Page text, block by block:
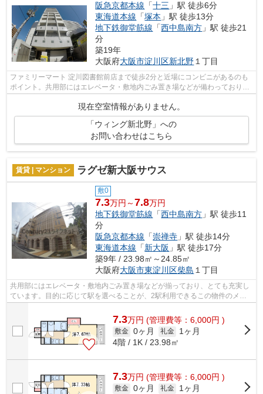
阪急京都本線 「十三 」駅 徒歩6分
東海道本線 「塚本 」駅 徒歩13分
地下鉄御堂筋線 「西中島南方 」駅 徒歩21
分
築19年
大阪府大阪市淀川区新北野 １丁目
ファミリーマート 淀川図書館前店まで徒歩2分と近場にコンビニがあるのも
ポイント。共用部にはエレベータ・敷地内ごみ置き場などが備わっておりと
現在空室情報がありません。
「ウィング新北野」への
お問い合わせはこちら
賃貸 | マンション ラグゼ新大阪サウス
敷0
7.3万円～7.8万円
地下鉄御堂筋線 「西中島南方 」駅 徒歩11
分
阪急京都本線 「崇禅寺 」駅 徒歩14分
東海道本線 「新大阪 」駅 徒歩17分
築9年 / 23.98㎡～24.85㎡
大阪府大阪市東淀川区柴島 １丁目
共用部にはエレベータ・敷地内ごみ置き場などが揃っており、とても充実し
ています。目的に応じて駅を選べることが、2駅利用できるこの物件のメリ
ットです。防犯対策もバッチリなマンシ...
7.3万円 (管理費等：6,000円 )
敷金 0ヶ月 礼金
1ヶ月
4階 / 1K / 23.98㎡
7.3万円 (管理費等：6,000円 )
敷金 0ヶ月 礼金
1ヶ月